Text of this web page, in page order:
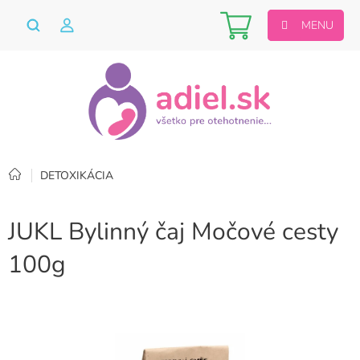
Nákupný
košík
Domov
DETOXIKÁCIA
JUKL Bylinný čaj Močové cesty
100g